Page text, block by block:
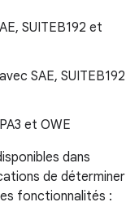
SUITEB192 et
SAE, SUITEB192
et OWE
dans
de déterminer
fonctionnalités :